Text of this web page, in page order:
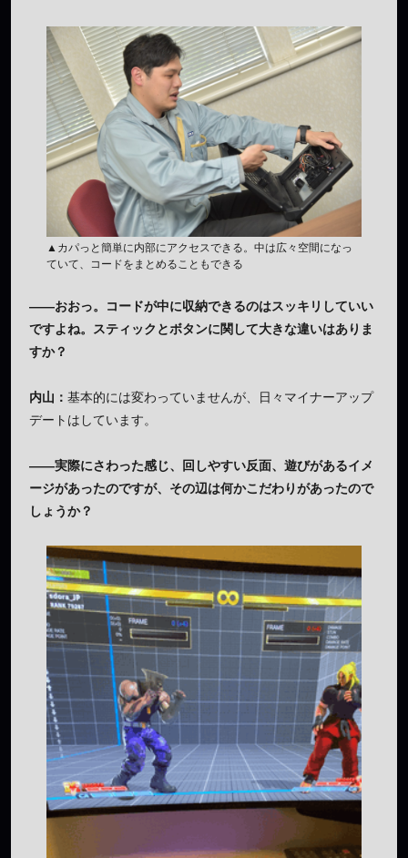
▲カパっと簡単に内部にアクセスできる。中は広々空間になっ
ていて、コードをまとめることもできる
——おおっ。コードが中に収納できるのはスッキリしていい
ですよね。スティックとボタンに関して大きな違いはありま
すか？
内山： 基本的には変わっていませんが、日々マイナーアップ
デートはしています。
——実際にさわった感じ、回しやすい反面、遊びがあるイメ
ージがあったのですが、その辺は何かこだわりがあったので
しょうか？